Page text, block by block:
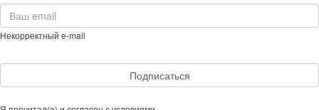
Некорректный e-mail
Подписаться